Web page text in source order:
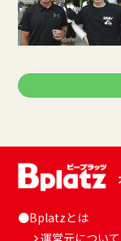
●Bplatzとは
運営元について